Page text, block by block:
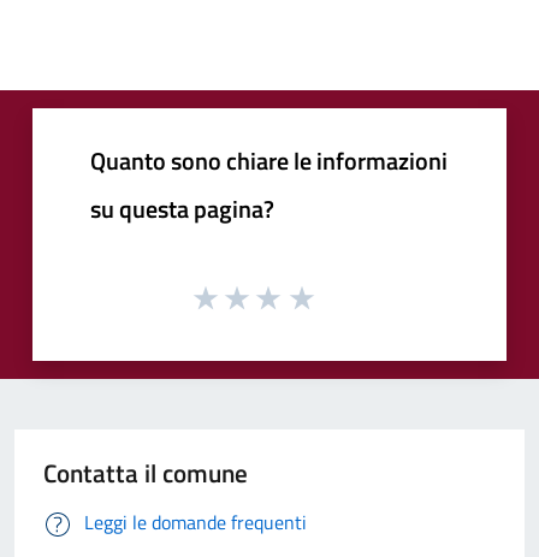
Quanto sono chiare le informazioni
su questa pagina?
Contatta il comune
Leggi le domande frequenti